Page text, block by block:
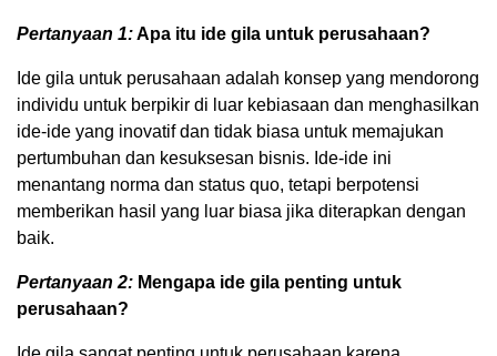
Pertanyaan 1:Apa itu ide gila untuk perusahaan?
Ide gila untuk perusahaan adalah konsep yang mendorong
individu untuk berpikir di luar kebiasaan dan menghasilkan
ide-ide yang inovatif dan tidak biasa untuk memajukan
pertumbuhan dan kesuksesan bisnis. Ide-ide ini
menantang norma dan status quo, tetapi berpotensi
memberikan hasil yang luar biasa jika diterapkan dengan
baik.
Pertanyaan 2: Mengapa ide gila penting untuk
perusahaan?